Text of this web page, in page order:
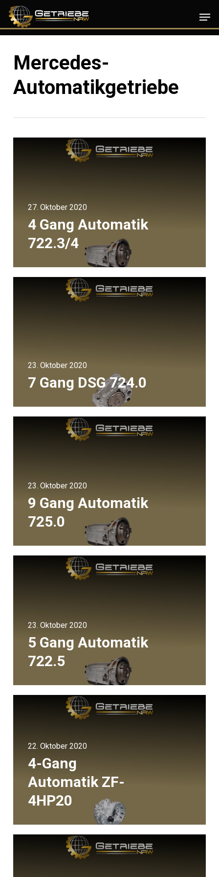
Skip
main
contentMercedes-
Automatikgetriebe
27. Oktober 2020
4 Gang Automatik
722.3/4
23. Oktober 2020
7 Gang DSG 724.0
23. Oktober 2020
9 Gang Automatik
725.0
23. Oktober 2020
5 Gang Automatik
722.5
22. Oktober 2020
4-Gang
Automatik ZF-
4HP20